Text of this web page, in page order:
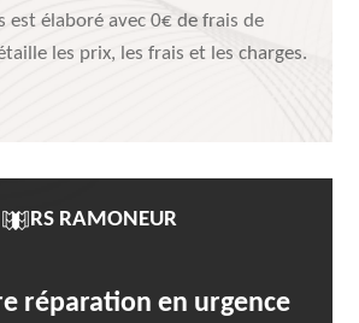
est élaboré avec 0€ de frais de
les prix, les frais et les charges.
RS RAMONEUR
réparation en urgence